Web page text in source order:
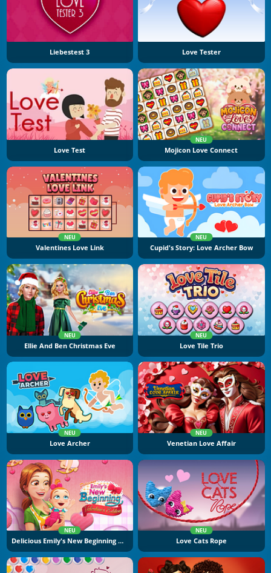
Liebestest 3 Love Tester
Love Test
NEU
Mojicon Love Connect
NEU
Valentines Love Link
NEU
Cupid's Story: Love Archer Bow
NEU
Ellie And Ben Christmas Eve
NEU
Love Tile Trio
NEU
Love Archer
NEU
Venetian Love Affair
NEU
Delicious Emily's New Beginning Valentine's Edition
NEU
Love Cats Rope